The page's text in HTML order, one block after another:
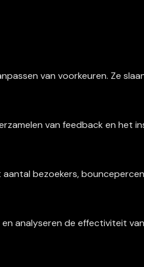
van voorkeuren. Ze
van feedback en het
bezoekers,
analyseren de effectiviteit